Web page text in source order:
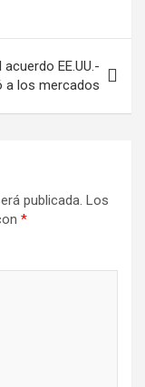
EE.UU.-
a los mercados
publicada. Los
*